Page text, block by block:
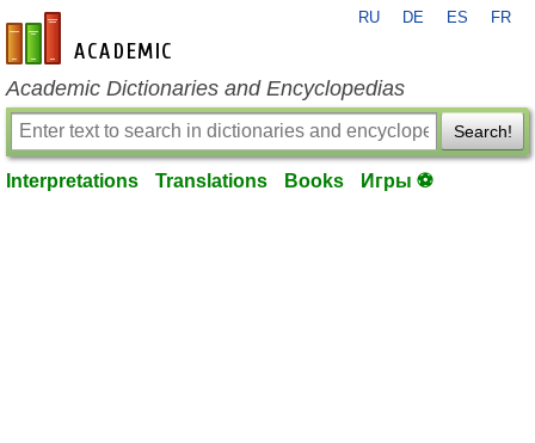
en-academic.com
RU DE ES FR
Academic Dictionaries and Encyclopedias
Search!
Interpretations Translations Books Игры ⚽